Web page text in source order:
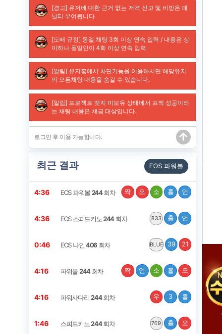
최근 결과 EOS 파워볼
4:36 EOS 파워볼244회차 짝 오 소 홀 언
4:36 EOS 스피드키노244회차 833 홀 언
0:46 EOS 나인406 회차 BLUE 39 21
4:16 파워볼244회차 짝 언 소 홀 오
4:16 파워사다리244회차 우 3 홀
1:46 스피드키노244회차 769 홀 오